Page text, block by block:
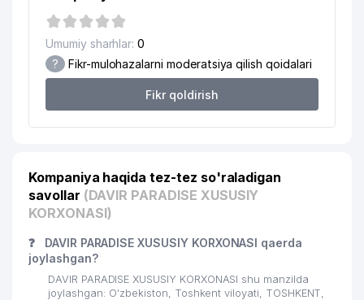
Umumiy sharhlar: 0
? Fikr-mulohazalarni moderatsiya qilish qoidalari
Fikr qoldirish
Kompaniya haqida tez-tez so'raladigan
savollar (DAVIR PARADISE XUSUSIY
KORXONASI)
❓
DAVIR PARADISE XUSUSIY KORXONASI qaerda
joylashgan?
DAVIR PARADISE XUSUSIY KORXONASI shu manzilda
joylashgan: O'zbekiston, Toshkent viloyati, TOSHKENT,